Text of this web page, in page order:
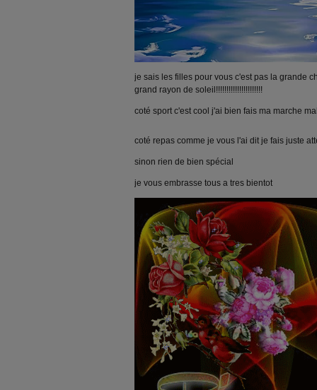
je sais les filles pour vous c'est pas la grande
grand rayon de soleil!!!!!!!!!!!!!!!!!!!!!!
coté sport c'est cool j'ai bien fais ma marche
coté repas comme je vous l'ai dit je fais juste
sinon rien de bien spécial
je vous embrasse tous a tres bientot